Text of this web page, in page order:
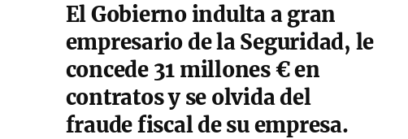
El Gobierno indulta a gran
empresario de la Seguridad, le
concede 31 millones € en
contratos y se olvida del
fraude fiscal de su empresa.